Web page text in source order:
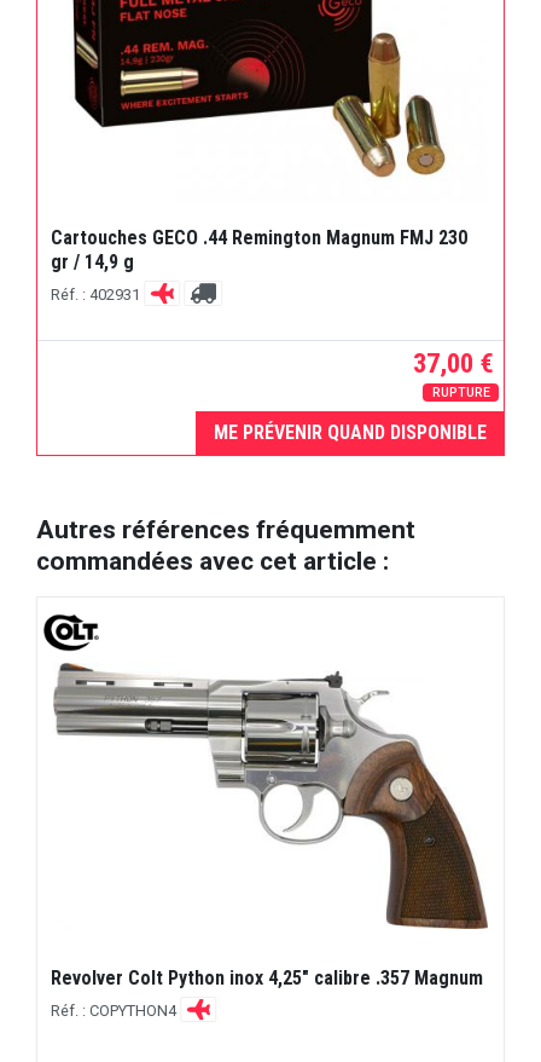
Cartouches GECO .44 Remington Magnum FMJ 230
gr / 14,9 g
Réf. : 402931
37,00 €
RUPTURE
ME PRÉVENIR QUAND DISPONIBLE
Autres références fréquemment
commandées avec cet article :
Revolver Colt Python inox 4,25" calibre .357 Magnum
Réf. : COPYTHON4